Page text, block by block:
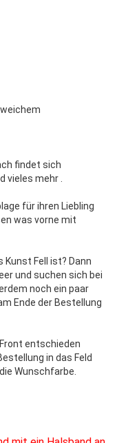
findet sich
vieles mehr .
für ihren Liebling
was vorne mit
Fell ist? Dann
und suchen sich bei
noch ein paar
Ende der Bestellung
entschieden
in das Feld
Wunschfarbe.